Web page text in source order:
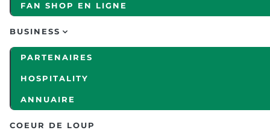
FAN SHOP EN LIGNE
BUSINESS
PARTENAIRES
HOSPITALITY
ANNUAIRE
COEUR DE LOUP